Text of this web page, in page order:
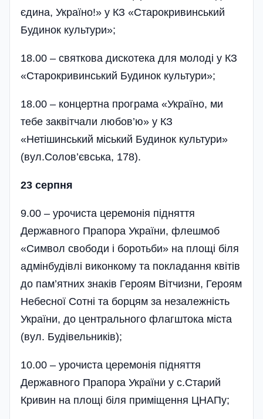
єдина, Україно!» у КЗ «Старокривинський
Будинок культури»;
18.00 – святкова дискотека для молоді у КЗ
«Старокривинський Будинок культури»;
18.00 – концертна програма «Україно, ми
тебе заквітчали любов’ю» у КЗ
«Нетішинський міський Будинок культури»
(вул.Солов’євська, 178).
23 серпня
9.00 – урочиста церемонія підняття
Державного Прапора України, флешмоб
«Символ свободи і боротьби» на площі біля
адмінбудівлі виконкому та покладання квітів
до пам’ятних знаків Героям Вітчизни, Героям
Небесної Сотні та борцям за незалежність
України, до центрального флагштока міста
(вул. Будівельників);
10.00 – урочиста церемонія підняття
Державного Прапора України у с.Старий
Кривин на площі біля приміщення ЦНАПу;